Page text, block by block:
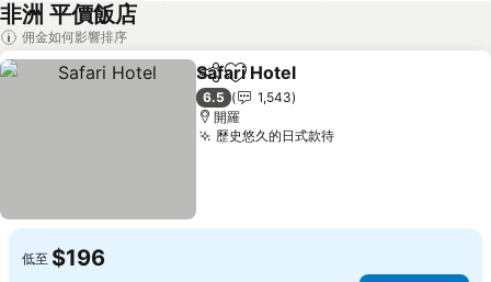
非洲 平價飯店
佣金如何影響排序
分享 加入我的最愛
Safari Hotel
6.5
1,543
開羅
歷史悠久的日式款待查看價格
低至 $196